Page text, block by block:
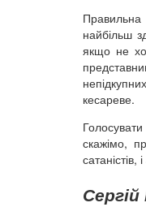
Правильна
найбільш
якщо не
кесареве.
скажімо,
Сергій